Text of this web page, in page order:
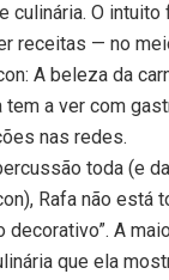
culinária. O intuito
receitas — no
A beleza da
a ver com
nas redes.
toda (e
Rafa não está
decorativo”. A
que ela